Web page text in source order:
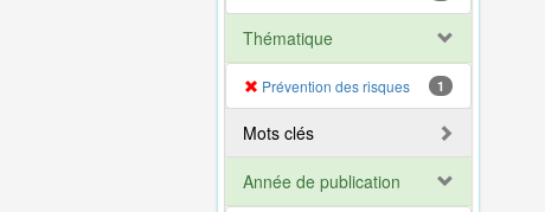
Thématique
Prévention des risques 1
Mots clés
Année de publication